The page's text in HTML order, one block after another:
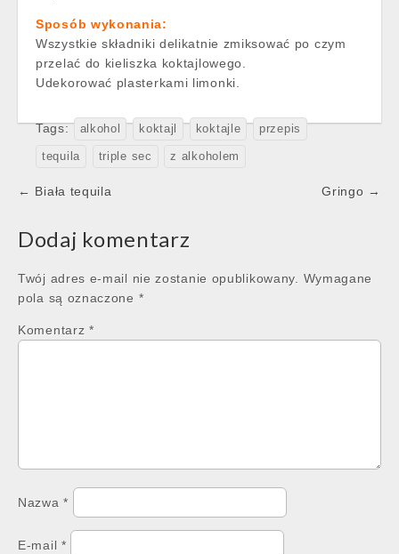
Sposób wykonania:
Wszystkie składniki delikatnie zmiksować po czym
przelać do kieliszka koktajlowego.
Udekorować plasterkami limonki.
Tags: alkohol koktajl koktajle przepis
tequila triple sec z alkoholem
Post
← Biała tequila Gringo →
Dodaj komentarz
Twój adres e-mail nie zostanie opublikowany.
Wymagane
pola są oznaczone *
Komentarz *
Nazwa*
E-mail *